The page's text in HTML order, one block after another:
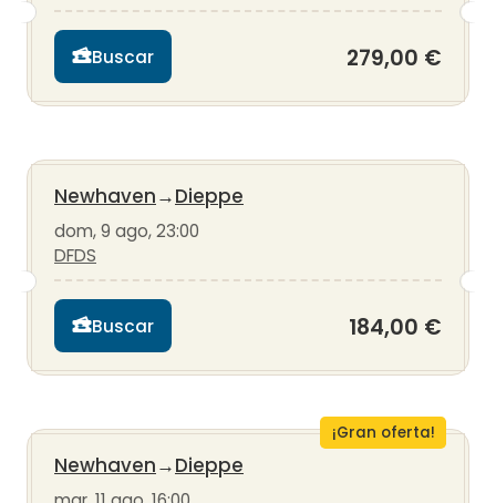
Buscar 279,00 €
Newhaven→Dieppe
dom, 9 ago, 23:00
DFDS
Buscar 184,00 €
¡Gran oferta!
Newhaven→Dieppe